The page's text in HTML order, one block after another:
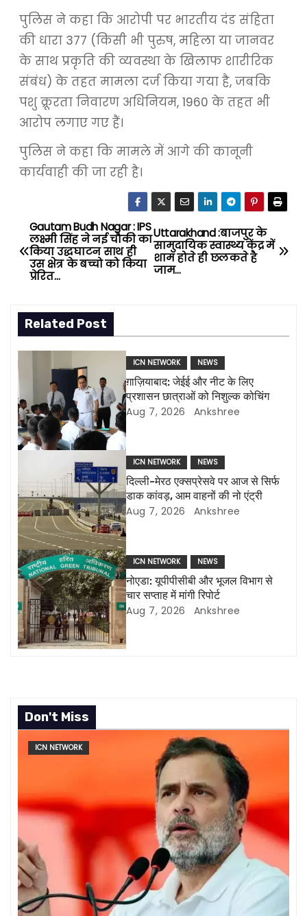
पुलिस ने कहा कि आरोपी पर भारतीय दंड संहिता
की धारा 377 (किसी भी पुरुष, महिला या जानवर
के साथ प्रकृति की व्यवस्था के खिलाफ शारीरिक
संबंध) के तहत मामला दर्ज किया गया है, जबकि
पशु क्रूरता निवारण अधिनियम, 1960 के तहत भी
आरोप लगाए गए हैं।
पुलिस ने कहा कि मामले में आगे की कानूनी
कार्यवाही की जा रही है।
P
o
t
n
a
v
i
a
t
i
o
n
Uttarakhand :बाजपुर के
सामुदायिक स्वास्थ्य केंद्र में
शाम होते ही छलकते है
जाम…
Gautam Budh Nagar : IPS
लक्ष्मी सिंह ने नई चौकी का
किया उद्धघाटन साथ ही
उस क्षेत्र के बच्चो को किया
प्रेरित…
Related Post
ICN NETWORK NEWS
ग़ाज़ियाबाद: जेईई और नीट के लिए
प्रशासन छात्राओं को निशुल्क कोचिंग
Aug 7, 2026 Ankshree
ICN NETWORK NEWS
दिल्ली-मेरठ एक्सप्रेसवे पर आज से सिर्फ
डाक कांवड़, आम वाहनों की नो एंट्री
Aug 7, 2026 Ankshree
ICN NETWORK NEWS
नोएडा: यूपीपीसीबी और भूजल विभाग से
चार सप्ताह में मांगी रिपोर्ट
Aug 7, 2026 Ankshree
Don't Miss
ICN NETWORK